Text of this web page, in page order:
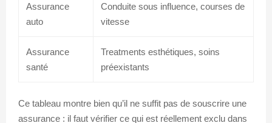
Assurance
auto
Conduite sous influence, courses de
vitesse
Assurance
santé
Treatments esthétiques, soins
préexistants
Ce tableau montre bien qu’il ne suffit pas de souscrire une
assurance : il faut vérifier ce qui est réellement exclu dans